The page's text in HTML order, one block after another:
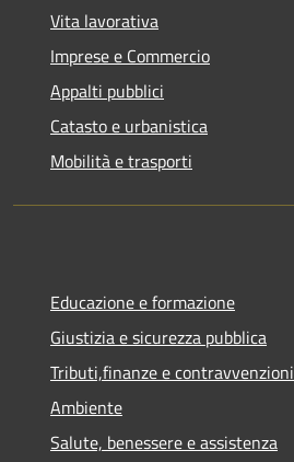
Vita lavorativa
Imprese e Commercio
Appalti pubblici
Catasto e urbanistica
Mobilità e trasporti
Educazione e formazione
Giustizia e sicurezza pubblica
Tributi,finanze e contravvenzioni
Ambiente
Salute, benessere e assistenza